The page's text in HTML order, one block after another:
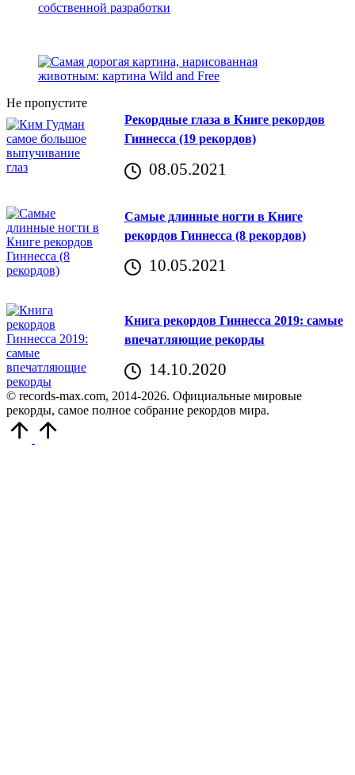
Не пропустите
Рекордные глаза в Книге рекордов
Гиннесса (19 рекордов)
08.05.2021
Самые длинные ногти в Книге
рекордов Гиннесса (8 рекордов)
10.05.2021
Книга рекордов Гиннесса 2019: самые
впечатляющие рекорды
14.10.2020
© records-max.com, 2014-2026. Официальные мировые
рекорды, самое полное собрание рекордов мира.